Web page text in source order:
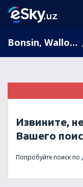
Bonsin, Wallonia, Бельгия
Извините,
Вашего
Попробуйте поиск по